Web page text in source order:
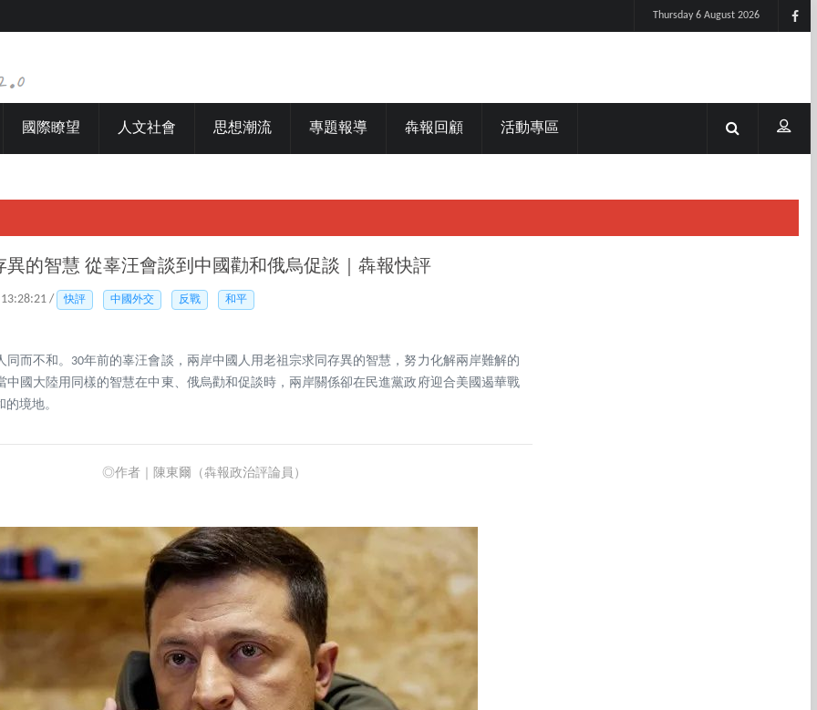
Thursday 6 August 2026
國際瞭望 人文社會 思想潮流 專題報導 犇報回顧 活動專區
異的智慧 從辜汪會談到中國勸和俄烏促談｜犇報快評
/ 快評 中國外交 反戰 和平
同而不和。30年前的辜汪會談，兩岸中國人用老祖宗求同存異的智慧，努力化解兩岸難解的
中國大陸用同樣的智慧在中東、俄烏勸和促談時，兩岸關係卻在民進黨政府迎合美國遏華戰
境地。
◎作者｜陳東爾（犇報政治評論員）